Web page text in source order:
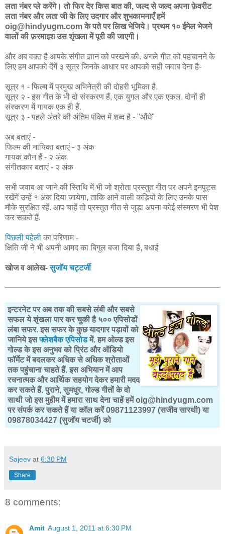
लता नंबर प्ले करेंगे। तो फिर देर किस बात की, जल्द से जल्द अपना फ़ेवरीट
लता नंबर और लता जी के लिए उदगार और शुभकामनाएँ हमें
oig@hindyugm.com के पते पर लिख भेजिये। प्रथम १० ईमेल भेजने
वालों की फ़रमाइश उस शृंखला में पूरी की जाएगी।
और अब वक्त है आपके संगीत ज्ञान को परखने की. अगले गीत को पहचानने के
लिए हम आपको देंगें ३ सूत्र जिनके आधार पर आपको सही जवाब देना है-
सूत्र १ - फिल्म में प्रमुख अभिनेत्री की दोहरी भूमिका है.
सूत्र २ - इस गीत के भी दो संस्करण हैं, एक युगल और एक एकल, दोनों ही
संस्करण में गायक एक ही हैं.
सूत्र ३ - पहले अंतरे की अंतिम पंक्ति में शब्द है - "औंधे"
अब बताएं -
फिल्म की नायिका बताएं - ३ अंक
गायक कौन हैं - २ अंक
संगीतकार बताएं - २ अंक
सभी जवाब आ जाने की स्तिथि में भी जो श्रोता प्रस्तुत गीत पर अपने इनपुट्स
रखेंगें उन्हें १ अंक दिया जायेगा, ताकि आने वाली कड़ियों के लिए उनके पास
मौके सुरक्षित रहें. आप चाहें तो प्रस्तुत गीत से जुड़ा अपना कोई संस्मरण भी पेश
कर सकते हैं.
पिछली पहेली का परिणाम -
क्षिति जी ने भी अपनी आमद का बिगुल बजा दिया है, बधाई
खोज व आलेख-सुजॉय चट्टर्जी
इन्टरनेट पर अब तक की सबसे लंबी और सबसे
सफल ये शृंखला पार कर चुकी है ५०० एपिसोडों
लंबा सफर. इस सफर के कुछ यादगार पड़ावों को
जानिये इसफ्लेशबैक एपिसोडमें. हम ओल्ड इस
गोल्ड के इस अनुभव को प्रिंट और ऑडियो
फॉर्मेट में बदलकर अधिक से अधिक श्रोताओं
तक पहुंचाना चाहते हैं. इस अभियान में आप
रचनात्मक और आर्थिक सहयोग देकर हमारी मदद
कर सकते हैं. पुराने, सुमधुर, गोल्ड गीतों के वो
साथी जो इस मुहीम में हमारा साथ देना चाहें हमें oig@hindyugm.com
पर संपर्क कर सकते हैं या कॉल करें 09871123997 (सजीव सारथी) या
09878034427 (सुजॉय चटर्जी) को
Sajeev at 6:30 PM
Share
8 comments:
Amit August 1, 2011 at 6:30 PM